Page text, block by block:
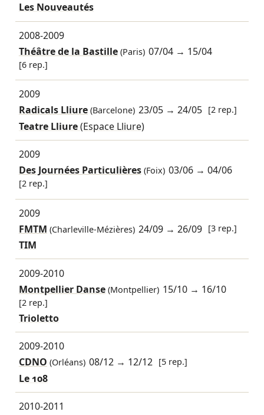
Les Nouveautés
2008-2009
Théâtre de la Bastille(Paris) 07/04 → 15/04
[6 rep.]
2009
Radicals Lliure(Barcelone) 23/05 →24/05 [2 rep.]
Teatre Lliure(Espace Lliure)
2009
Des Journées Particulières(Foix) 03/06 →04/06
[2 rep.]
2009
FMTM (Charleville-Mézières) 24/09 →26/09 [3 rep.]
TIM
2009-2010
Montpellier Danse(Montpellier) 15/10 → 16/10
[2 rep.]
Trioletto
2009-2010
CDNO (Orléans) 08/12 → 12/12 [5 rep.]
Le 108
2010-2011